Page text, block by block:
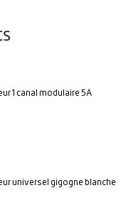
1 canal modulaire 5A
universel gigogne blanche